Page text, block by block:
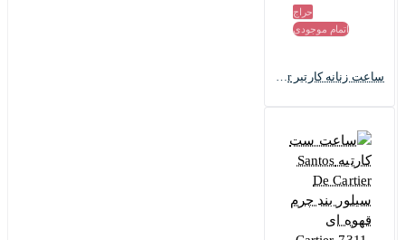
حراج
اتمام موجودی
ساعت زنانه کارتیر Santos De Cartier مشکی قاب سیلور Cartier-7307-L